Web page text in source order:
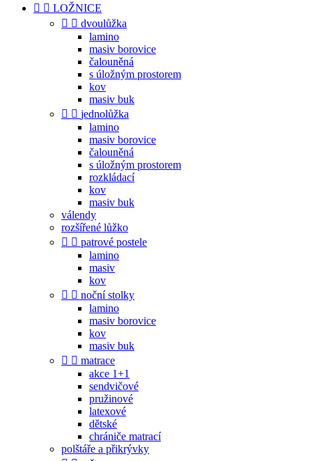
  LOŽNICE
  dvoulůžka
lamino
masiv borovice
čalouněná
s úložným prostorem
kov
masiv buk
  jednolůžka
lamino
masiv borovice
čalouněná
s úložným prostorem
rozkládací
kov
masiv buk
válendy
rozšířené lůžko
  patrové postele
lamino
masiv
kov
  noční stolky
lamino
masiv borovice
kov
masiv buk
  matrace
akce 1+1
sendvičové
pružinové
latexové
dětské
chrániče matrací
polštáře a přikrývky